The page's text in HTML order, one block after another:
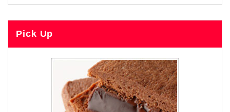
Pick Up